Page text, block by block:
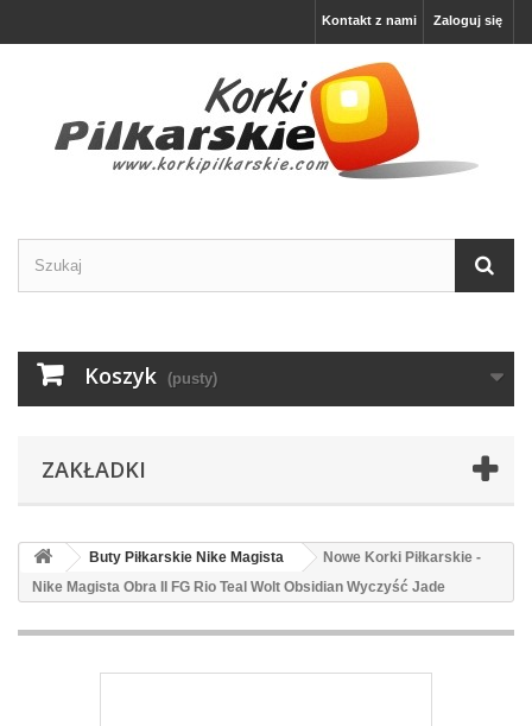
Zaloguj się
Kontakt z nami
Koszyk (pusty)
ZAKŁADKI
Buty Piłkarskie Nike Magista
Nowe Korki Piłkarskie -
Nike Magista Obra II FG Rio Teal Wolt Obsidian Wyczyść Jade